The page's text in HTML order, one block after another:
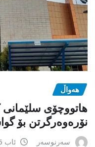
هەواڵ
هاتووچۆی
نۆرەوەرگرتن بۆ
سەرنوسەر ئاب 6, 2026